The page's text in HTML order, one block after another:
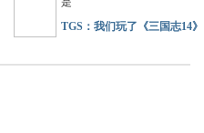
TGS：我们玩了《三国志14》